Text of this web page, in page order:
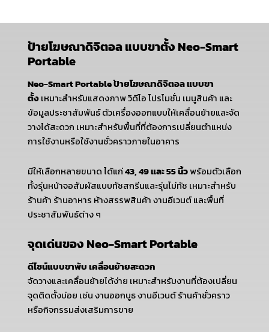
ป้ายโฆษณาดิจิตอล แบบขาตั้ง Neo-Smart
Portable
Neo-Smart Portable ป้ายโฆษณาดิจิตอล แบบขา
ตั้งเหมาะสำหรับแสดงภาพ วิดีโอ โปรโมชั่น เมนูสินค้า และ
ข้อมูลประชาสัมพันธ์ ตัวเครื่องออกแบบให้เคลื่อนย้ายและจัด
วางได้สะดวก เหมาะสำหรับพื้นที่ที่ต้องการเปลี่ยนตำแหน่ง
การใช้งานหรือใช้งานชั่วคราวภายในอาคาร
มีให้เลือกหลายขนาด ได้แก่43, 49 และ 55 นิ้วพร้อมตัวเลือก
ทั้งรุ่นหน้าจอสัมผัสแบบทัชสกรีนและรุ่นไม่ทัช เหมาะสำหรับ
ร้านค้า ร้านอาหาร ห้างสรรพสินค้า งานอีเวนต์ และพื้นที่
ประชาสัมพันธ์ต่าง ๆ
จุดเด่นของ Neo-Smart Portable
ดีไซน์แบบขาพับ เคลื่อนย้ายสะดวก
จัดวางและเคลื่อนย้ายได้ง่าย เหมาะสำหรับงานที่ต้องเปลี่ยน
จุดติดตั้งบ่อย เช่น งานออกบูธ งานอีเวนต์ ร้านค้าชั่วคราว
หรือกิจกรรมส่งเสริมการขาย